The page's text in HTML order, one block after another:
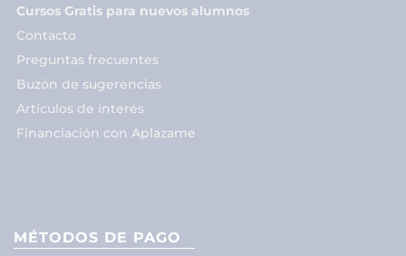
Cursos Gratis para nuevos alumnos
Contacto
Preguntas frecuentes
Buzón de sugerencias
Artículos de interés
Financiación con Aplazame
MÉTODOS DE PAGO